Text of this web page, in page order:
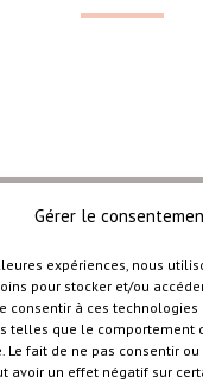
Gérer le
expériences, nous
pour stocker et/ou
consentir à ces
telles que le comportement
Le fait de ne pas consentir
avoir un effet négatif sur